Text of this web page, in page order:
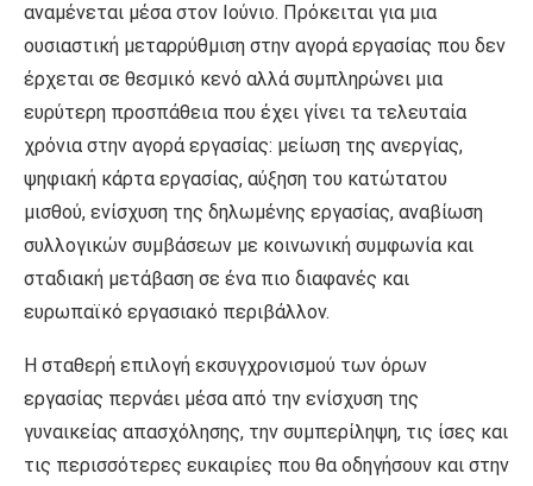
αναμένεται μέσα στον Ιούνιο. Πρόκειται για μια
ουσιαστική μεταρρύθμιση στην αγορά εργασίας που δεν
έρχεται σε θεσμικό κενό αλλά συμπληρώνει μια
ευρύτερη προσπάθεια που έχει γίνει τα τελευταία
χρόνια στην αγορά εργασίας: μείωση της ανεργίας,
ψηφιακή κάρτα εργασίας, αύξηση του κατώτατου
μισθού, ενίσχυση της δηλωμένης εργασίας, αναβίωση
συλλογικών συμβάσεων με κοινωνική συμφωνία και
σταδιακή μετάβαση σε ένα πιο διαφανές και
ευρωπαϊκό εργασιακό περιβάλλον.
Η σταθερή επιλογή εκσυγχρονισμού των όρων
εργασίας περνάει μέσα από την ενίσχυση της
γυναικείας απασχόλησης, την συμπερίληψη, τις ίσες και
τις περισσότερες ευκαιρίες που θα οδηγήσουν και στην